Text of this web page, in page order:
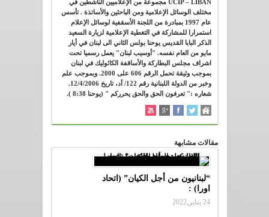
UCIP – LIBAN مجموعة من الإعلاميين الناشطين في
مختلف الوسائل الإعلامية ومن الباحثين والأساتذة . تأسس
عام 1997 بمبادرة من اللجنة الأسقفية لوسائل الإعلام
استمرارا للمشاركة في التغطية الإعلامية لزيارة السعيد
الذكر البابا القديس يوحنا بولس الثاني الى لبنان في أيار
مايو من العام نفسه. "أوسيب لبنان" يعمل رسميا تحت
اشراف مجلس البطاركة والأساقفة الكاثوليك في لبنان
بموجب وثيقة تحمل الرقم 606 على 2000. وبموجب علم
وخبر من الدولة اللبنانية رقم 122/ أد، تاريخ 12/4/2006.
شعاره :" تعرفون الحق والحق يحرركم " (يوحنا 8:38 ).
مقالات مشابهة
“لبنانيون من أجل الكيان” (اتحاد
اورا) :
24 يناير,2022